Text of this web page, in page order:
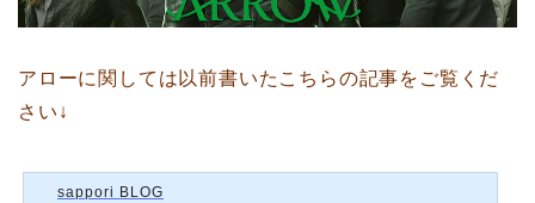
アローに関しては以前書いたこちらの記事をご覧くだ
さい↓
sappori BLOG